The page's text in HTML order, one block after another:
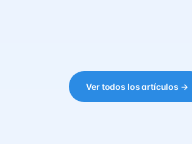
Ver todos los artículos →